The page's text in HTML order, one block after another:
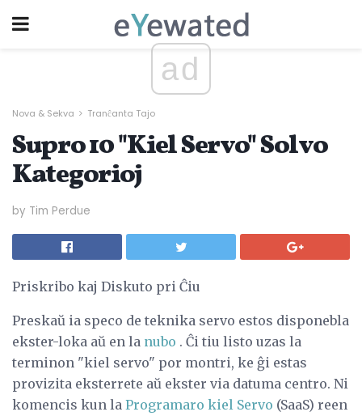
ad
Nova & Sekva Tranĉanta Tajo
Supro 10 "Kiel Servo" Solvo
Kategorioj
by Tim Perdue
Priskribo kaj Diskuto pri Ĉiu
Preskaŭ ia speco de teknika servo estos disponebla
ekster-loka aŭ en la nubo . Ĉi tiu listo uzas la
terminon "kiel servo" por montri, ke ĝi estas
provizita eksterrete aŭ ekster via datuma centro. Ni
komencis kun la Programaro kiel Servo (SaaS) reen